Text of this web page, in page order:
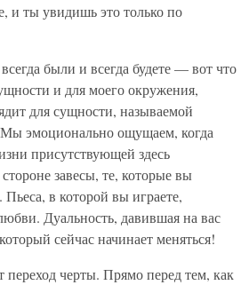
и ты увидишь это только по
были и всегда будете — вот что
и для моего окружения,
для сущности, называемой
Мы эмоционально ощущаем, когда
присутствующей здесь
завесы, те, которые вы
в которой вы играете,
Дуальность, давившая на вас
сейчас начинает меняться!
переход черты. Прямо перед тем, как